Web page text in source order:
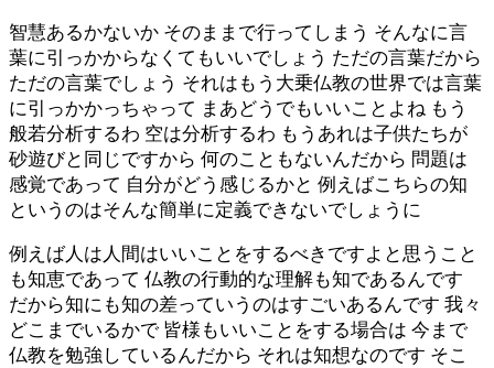
智慧あるかないか そのままで行ってしまう そんなに言
葉に引っかからなくてもいいでしょう ただの言葉だから
ただの言葉でしょう それはもう大乗仏教の世界では言葉
に引っかかっちゃって まあどうでもいいことよね もう
般若分析するわ 空は分析するわ もうあれは子供たちが
砂遊びと同じですから 何のこともないんだから 問題は
感覚であって 自分がどう感じるかと 例えばこちらの知
というのはそんな簡単に定義できないでしょうに
例えば人は人間はいいことをするべきですよと思うこと
も知恵であって 仏教の行動的な理解も知であるんです
だから知にも知の差っていうのはすごいあるんです 我々
どこまでいるかで 皆様もいいことをする場合は 今まで
仏教を勉強しているんだから それは知想なのです そこ